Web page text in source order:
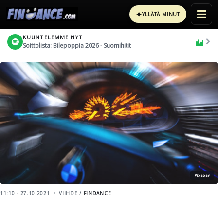
✦YLLÄTÄ MINUT
KUUNTELEMME NYT
Soittolista: Bilepoppia 2026 - Suomihitit
Pixabay
11:10 - 27.10.2021 VIIHDE / FINDANCE